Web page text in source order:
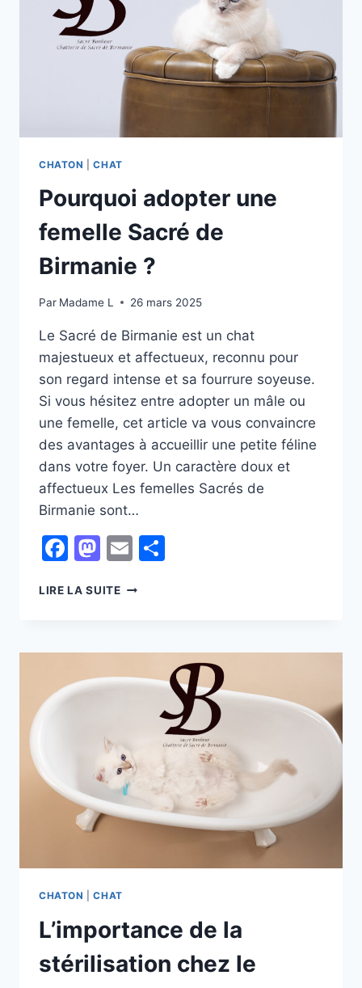
PARFAIT
POUR
ENFANTS
CHATON |CHAT
Pourquoi adopter une
femelle Sacré de
Birmanie ?
Par Madame L 26 mars 2025
Le Sacré de Birmanie est un chat
majestueux et affectueux, reconnu pour
son regard intense et sa fourrure soyeuse.
Si vous hésitez entre adopter un mâle ou
une femelle, cet article va vous convaincre
des avantages à accueillir une petite féline
dans votre foyer. Un caractère doux et
affectueux Les femelles Sacrés de
Birmanie sont…
Facebook
Mastodon
Email
LIRE LA SUITEPOURQUOI
SACRÉ
BIRMANIE
CHATON |CHAT
L’importance de la
stérilisation chez le